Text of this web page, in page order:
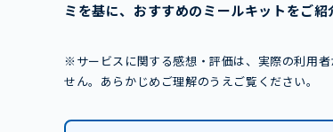
ミを基に、おすすめのミールキットをご紹
※サービスに関する感想・評価は、実際の利用
せん。あらかじめご理解のうえご覧ください。